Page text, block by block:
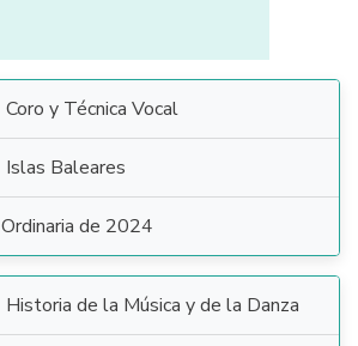
Coro y Técnica Vocal
Islas Baleares
Ordinaria de 2024
Historia de la Música y de la Danza